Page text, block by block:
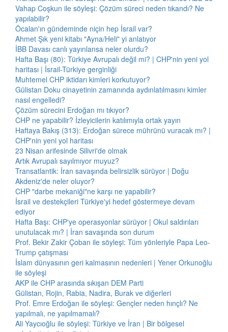
Vahap Coşkun ile söyleşi: Çözüm süreci neden tıkandı? Ne
yapılabilir?
Öcalan'ın gündeminde niçin hep İsrail var?
Ahmet Şık yeni kitabı "Ayna/Heli" yi anlatıyor
İBB Davası canlı yayınlansa neler olurdu?
Hafta Başı (80): Türkiye Avrupalı değil mi? | CHP'nin yeni yol
haritası | İsrail-Türkiye gerginliği
Muhtemel CHP iktidarı kimleri korkutuyor?
Gülistan Doku cinayetinin zamanında aydınlatılmasını kimler
nasıl engelledi?
Çözüm sürecini Erdoğan mı tıkıyor?
CHP ne yapabilir? İzleyicilerin katılımıyla ortak yayın
Haftaya Bakış (313): Erdoğan sürece mührünü vuracak mı? |
CHP'nin yeni yol haritası
23 Nisan arifesinde Silivri'de olmak
Artık Avrupalı sayılmıyor muyuz?
Transatlantik: İran savaşında belirsizlik sürüyor | Doğu
Akdeniz'de neler oluyor?
CHP "darbe mekaniği"ne karşı ne yapabilir?
İsrail ve destekçileri Türkiye'yi hedef göstermeye devam
ediyor
Hafta Başı: CHP'ye operasyonlar sürüyor | Okul saldırıları
unutulacak mı? | İran savaşında son durum
Prof. Bekir Zakir Çoban ile söyleşi: Tüm yönleriyle Papa Leo-
Trump çatışması
İslam dünyasının geri kalmasının nedenleri | Yener Orkunoğlu
ile söyleşi
AKP ile CHP arasında sıkışan DEM Parti
Gülistan, Rojin, Rabia, Nadira, Burak ve diğerleri
Prof. Emre Erdoğan ile söyleşi: Gençler neden hınçlı? Ne
yapılmalı, ne yapılmamalı?
Ali Yaycıoğlu ile söyleşi: Türkiye ve İran | Bir bölgesel